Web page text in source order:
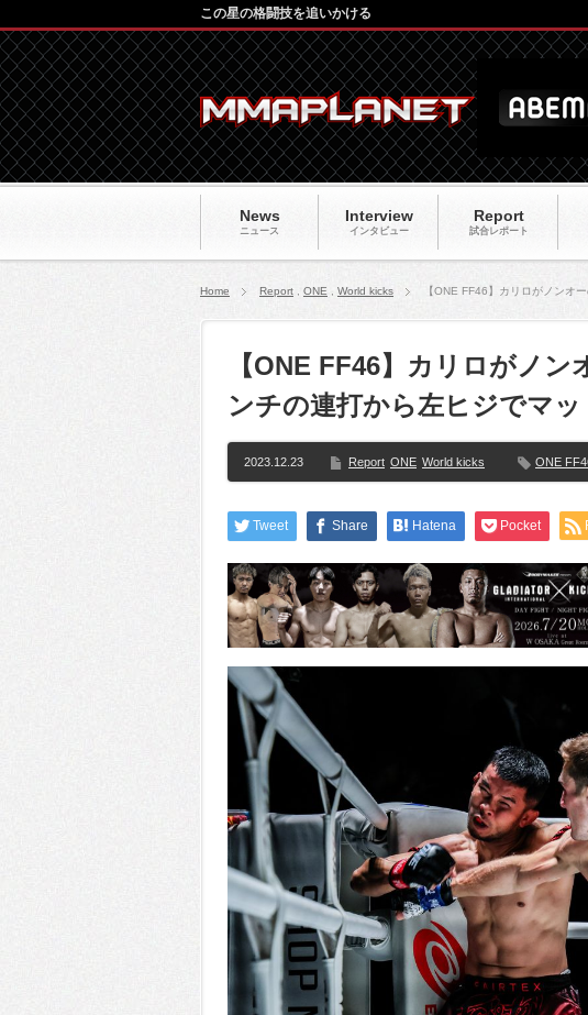
News
ニュース
Interview
インタビュー
Report
試合レポート
この星の格闘技を追いかける
Home Report ONE World kicks 【ONE FF46】カリロがノンオ
【ONE FF46】カリロがノ
ンチの連打から左ヒジでマッ
2023.12.23 Report ONE World kicks ONE
Tweet Share Hatena Pocket